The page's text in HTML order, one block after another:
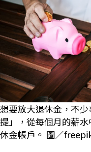
想要放大退休金，不
提」，從每個月的薪
休金帳戶。 圖／